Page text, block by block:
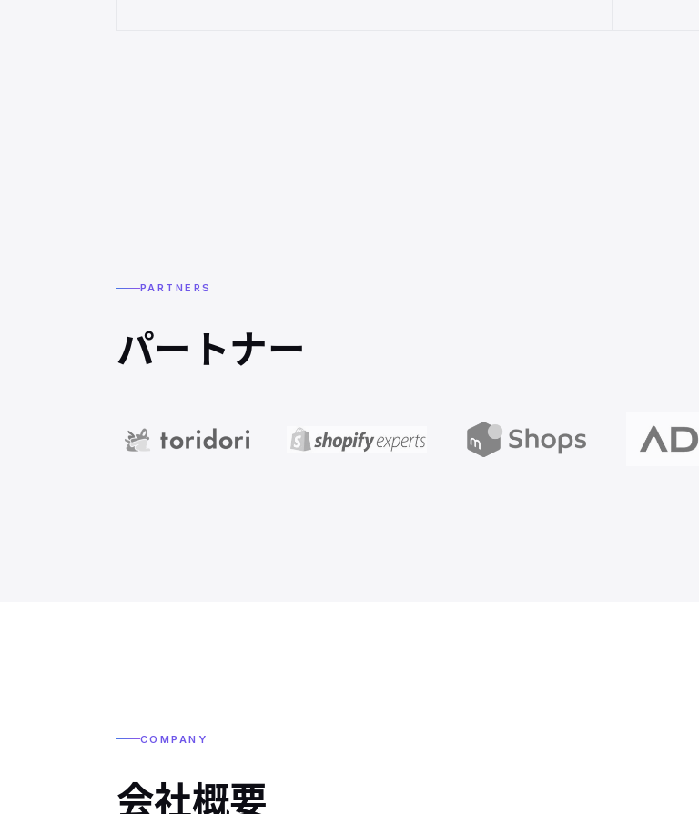
PARTNERS
パートナー
COMPANY
会社概要